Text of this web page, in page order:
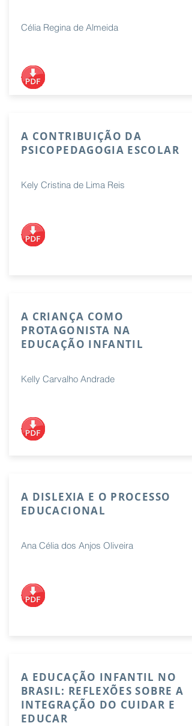
Célia Regina de Almeida
A CONTRIBUIÇÃO DA
PSICOPEDAGOGIA ESCOLAR
Kely Cristina de Lima Reis
A CRIANÇA COMO
PROTAGONISTA NA
EDUCAÇÃO INFANTIL
Kelly Carvalho Andrade
A DISLEXIA E O PROCESSO
EDUCACIONAL
Ana Célia dos Anjos Oliveira
A EDUCAÇÃO INFANTIL NO
BRASIL: REFLEXÕES SOBRE A
INTEGRAÇÃO DO CUIDAR E
EDUCAR